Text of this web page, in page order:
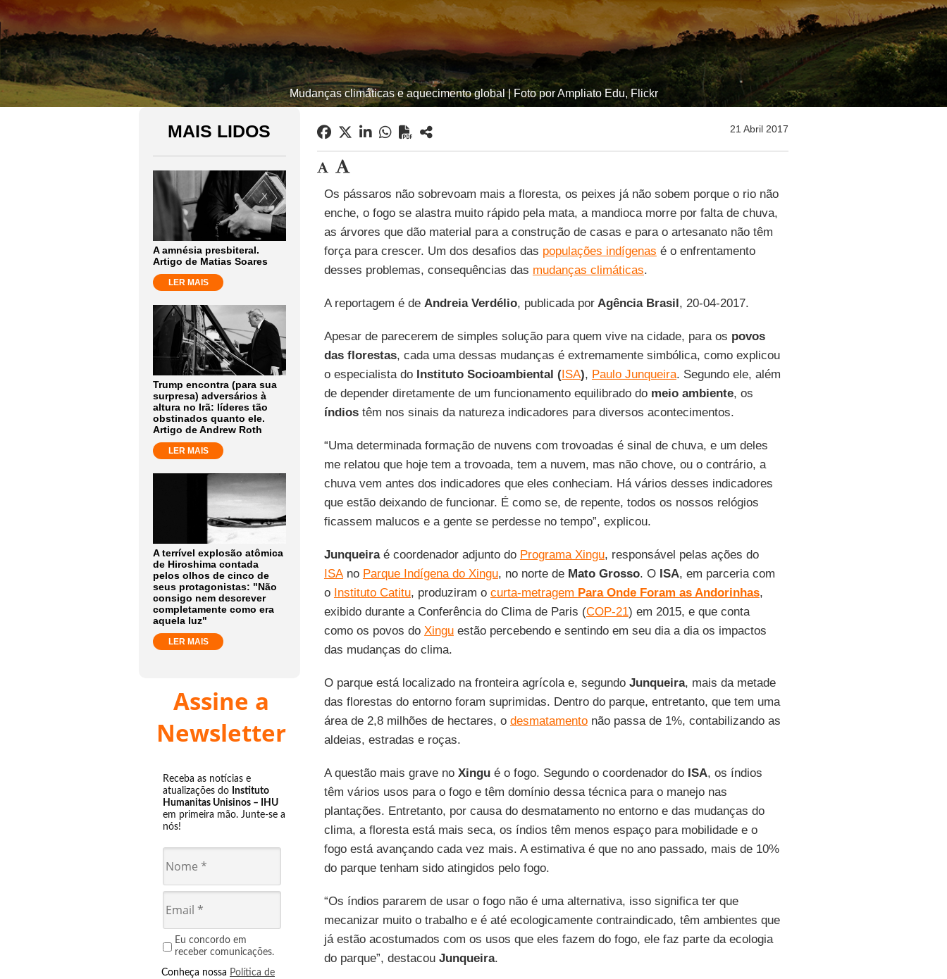
Mudanças climáticas e aquecimento global | Foto por Ampliato Edu, Flickr
MAIS LIDOS
A amnésia presbiteral.
Artigo de Matias Soares
LER MAIS
Trump encontra (para sua
surpresa) adversários à
altura no Irã: líderes tão
obstinados quanto ele.
Artigo de Andrew Roth
LER MAIS
A terrível explosão atômica
de Hiroshima contada
pelos olhos de cinco de
seus protagonistas: "Não
consigo nem descrever
completamente como era
aquela luz"
LER MAIS
Assine a
Newsletter
Receba as notícias e
atualizações do Instituto
Humanitas Unisinos – IHU
em primeira mão. Junte-se a
nós!
Eu concordo em
receber comunicações.
Conheça nossa Política de
21 Abril 2017
Os pássaros não sobrevoam mais a floresta, os peixes já não sobem porque o rio não
enche, o fogo se alastra muito rápido pela mata, a mandioca morre por falta de chuva,
as árvores que dão material para a construção de casas e para o artesanato não têm
força para crescer. Um dos desafios das populações indígenas é o enfrentamento
desses problemas, consequências das mudanças climáticas.
A reportagem é de Andreia Verdélio, publicada porAgência Brasil, 20-04-2017.
Apesar de parecerem de simples solução para quem vive na cidade, para os povos
das florestas, cada uma dessas mudanças é extremamente simbólica, como explicou
o especialista do Instituto Socioambiental (ISA), Paulo Junqueira. Segundo ele, além
de depender diretamente de um funcionamento equilibrado do meio ambiente, os
índiostêm nos sinais da natureza indicadores para diversos acontecimentos.
“Uma determinada formação de nuvens com trovoadas é sinal de chuva, e um deles
me relatou que hoje tem a trovoada, tem a nuvem, mas não chove, ou o contrário, a
chuva vem antes dos indicadores que eles conheciam. Há vários desses indicadores
que estão deixando de funcionar. É como se, de repente, todos os nossos relógios
ficassem malucos e a gente se perdesse no tempo”, explicou.
Junqueiraé coordenador adjunto do Programa Xingu, responsável pelas ações do
ISAno Parque Indígena do Xingu, no norte de Mato Grosso. O ISA, em parceria com
o Instituto Catitu, produziram o curta-metragem Para Onde Foram as Andorinhas,
exibido durante a Conferência do Clima de Paris (COP-21) em 2015, e que conta
como os povos do Xinguestão percebendo e sentindo em seu dia a dia os impactos
das mudanças do clima.
O parque está localizado na fronteira agrícola e, segundo Junqueira, mais da metade
das florestas do entorno foram suprimidas. Dentro do parque, entretanto, que tem uma
área de 2,8 milhões de hectares, o desmatamentonão passa de 1%, contabilizando as
aldeias, estradas e roças.
A questão mais grave no Xingué o fogo. Segundo o coordenador do ISA, os índios
têm vários usos para o fogo e têm domínio dessa técnica para o manejo nas
plantações. Entretanto, por causa do desmatamento no entorno e das mudanças do
clima, a floresta está mais seca, os índios têm menos espaço para mobilidade e o
fogo está avançando cada vez mais. A estimativa é que no ano passado, mais de 10%
do parque tenham sido atingidos pelo fogo.
“Os índios pararem de usar o fogo não é uma alternativa, isso significa ter que
mecanizar muito o trabalho e é até ecologicamente contraindicado, têm ambientes que
já estão acostumados com os usos que eles fazem do fogo, ele faz parte da ecologia
do parque”, destacou Junqueira.